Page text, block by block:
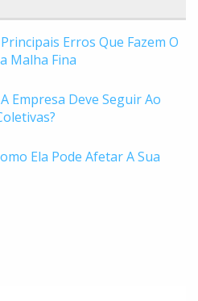
Erros Que Fazem O
Malha Fina
Empresa Deve Seguir Ao
Ela Pode Afetar A Sua